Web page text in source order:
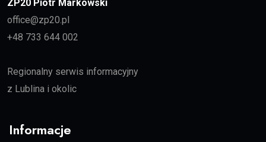
ZP20 Piotr Markowski
office@zp20.pl
+48 733 644 002
Regionalny serwis informacyjny
z Lublina i okolic
Informacje